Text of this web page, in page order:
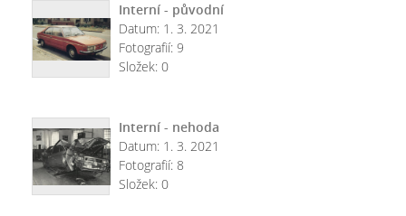
Interní - původní
Datum: 1. 3. 2021
Fotografií: 9
Složek: 0
Interní - nehoda
Datum: 1. 3. 2021
Fotografií: 8
Složek: 0